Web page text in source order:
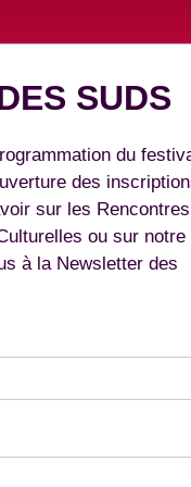
SUDS
du
des
sur les Rencontres
ou sur notre
à la Newsletter des